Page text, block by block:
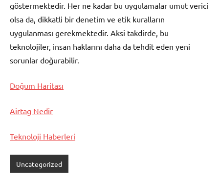
göstermektedir. Her ne kadar bu uygulamalar umut verici
olsa da, dikkatli bir denetim ve etik kuralların
uygulanması gerekmektedir. Aksi takdirde, bu
teknolojiler, insan haklarını daha da tehdit eden yeni
sorunlar doğurabilir.
Doğum Haritası
Airtag Nedir
Teknoloji Haberleri
Uncategorized